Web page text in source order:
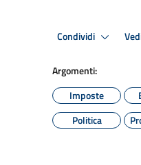
Condividi
Argomenti:
Imposte
Politica